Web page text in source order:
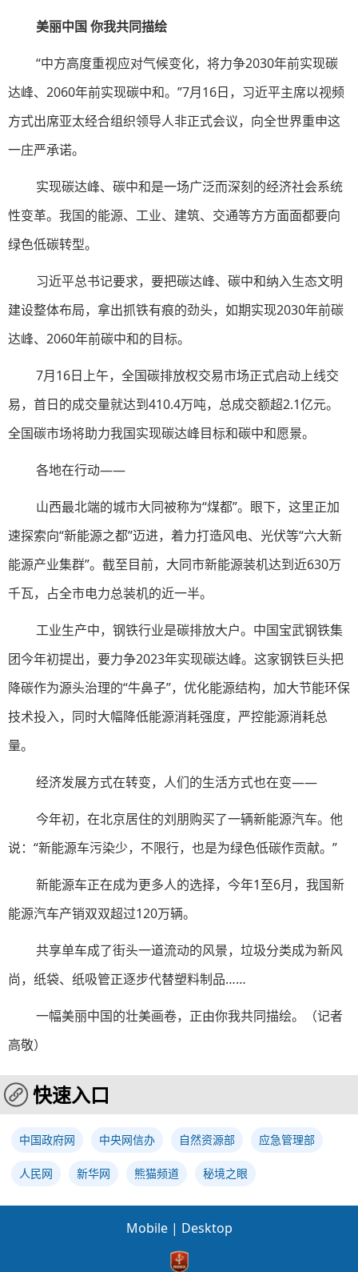
美丽中国 你我共同描绘
“中方高度重视应对气候变化，将力争2030年前实现碳
达峰、2060年前实现碳中和。”7月16日，习近平主席以视频
方式出席亚太经合组织领导人非正式会议，向全世界重申这
一庄严承诺。
实现碳达峰、碳中和是一场广泛而深刻的经济社会系统
性变革。我国的能源、工业、建筑、交通等方方面面都要向
绿色低碳转型。
习近平总书记要求，要把碳达峰、碳中和纳入生态文明
建设整体布局，拿出抓铁有痕的劲头，如期实现2030年前碳
达峰、2060年前碳中和的目标。
7月16日上午，全国碳排放权交易市场正式启动上线交
易，首日的成交量就达到410.4万吨，总成交额超2.1亿元。
全国碳市场将助力我国实现碳达峰目标和碳中和愿景。
各地在行动——
山西最北端的城市大同被称为“煤都”。眼下，这里正加
速探索向“新能源之都”迈进，着力打造风电、光伏等“六大新
能源产业集群”。截至目前，大同市新能源装机达到近630万
千瓦，占全市电力总装机的近一半。
工业生产中，钢铁行业是碳排放大户。中国宝武钢铁集
团今年初提出，要力争2023年实现碳达峰。这家钢铁巨头把
降碳作为源头治理的“牛鼻子”，优化能源结构，加大节能环保
技术投入，同时大幅降低能源消耗强度，严控能源消耗总
量。
经济发展方式在转变，人们的生活方式也在变——
今年初，在北京居住的刘朋购买了一辆新能源汽车。他
说：“新能源车污染少，不限行，也是为绿色低碳作贡献。”
新能源车正在成为更多人的选择，今年1至6月，我国新
能源汽车产销双双超过120万辆。
共享单车成了街头一道流动的风景，垃圾分类成为新风
尚，纸袋、纸吸管正逐步代替塑料制品……
一幅美丽中国的壮美画卷，正由你我共同描绘。（记者
高敬）
快速入口
中国政府网 中央网信办 自然资源部 应急管理部
人民网 新华网 熊猫频道 秘境之眼
Mobile | Desktop